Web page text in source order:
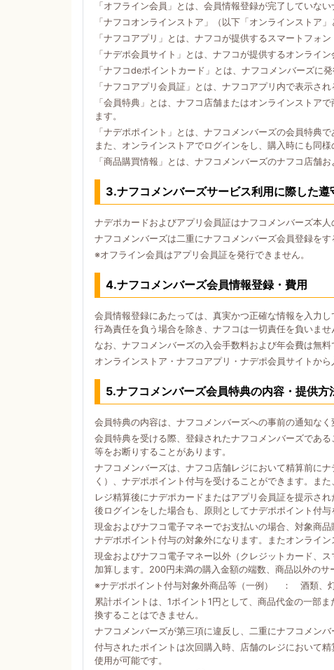
「オフライン会員」とは、会員情報登録が完了していない
「ナフコオンラインストア」（以下「オンラインストア
「ナフコアプリ」とは、ナフコが提供するスマートフォ
「ナデポ会員サイト」とは、ナフコが提供するオンライ
「ナフコdeポイントカード」とは、ナフコメンバーズに
「ナフコアプリ会員証」とは、ナフコアプリ内で表示さ
「会員特典」とは、ナフコ店舗またはオンラインストア
ます。
「ナデポポイント」とは、ナフコメンバーズの会員特典
また、オンラインストアでログインをし、購入時にも同様
「商品購買情報」とは、ナフコメンバーズのナフコ店舗
3.ナフコメンバーズサービス利用に際した遵
ナデポカードおよびアプリ会員証はナフコメンバーズ本
ナフコメンバーズは二重にナフコメンバーズ会員登録をす
※オフライン会員はアプリ会員証を発行できません。
4.ナフコメンバーズ会員情報登録・費用
会員情報登録にあたっては、真実かつ正確な情報を入力
行為責任を負う場合を除き、ナフコは一切責任を負いませ
なお、ナフコメンバーズの入会手数料および年会費は無
オンラインストア・ナフコアプリ・ナデポ会員サイトか
5.ナフコメンバーズ会員特典の内容・提供方
会員特典の内容は、ナフコメンバーズへの事前の通知なく
会員特典を受ける際、登録されたナフコメンバーズであ
等をお断りすることがあります。
ナフコメンバーズは、ナフコ店舗レジにおいて精算前に
く）、ナデポポイント付与を受けることができます。ま
レジ精算後にナデポカードまたはアプリ会員証を提示さ
後ログインをした場合も、原則としてナデポポイント付与
現金およびナフコ電子マネーでお支払いの場合、対象商
ナデポポイント付与の対象外になります。またオンライン
現金およびナフコ電子マネー以外（クレジットカード、
加算します。200円未満の購入金額の端数、商品以外の
※ナデポポイント付与対象外商品等（一例） ： 酒類、
累計ポイントは、1ポイント1円として、商品代金の一部
換することはできません。
ナフコメンバーズが第三項に違反し、二重にナフコメン
付与されたポイントは次回購入時、店舗のレジにおいて
使用が可能です。